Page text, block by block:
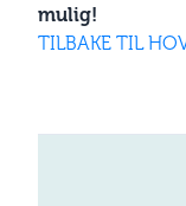
mulig!
TILBAKE TIL